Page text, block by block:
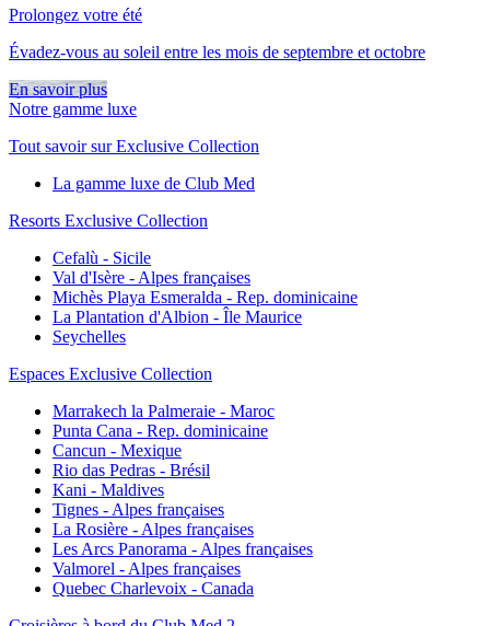
Prolongez votre été
Évadez-vous au soleil entre les mois de septembre et octobre
En savoir plus
Notre gamme luxe
Tout savoir sur Exclusive Collection
La gamme luxe de Club Med
Resorts Exclusive Collection
Cefalù - Sicile
Val d'Isère - Alpes françaises
Michès Playa Esmeralda - Rep. dominicaine
La Plantation d'Albion - Île Maurice
Seychelles
Espaces Exclusive Collection
Marrakech la Palmeraie - Maroc
Punta Cana - Rep. dominicaine
Cancun - Mexique
Rio das Pedras - Brésil
Kani - Maldives
Tignes - Alpes françaises
La Rosière - Alpes françaises
Les Arcs Panorama - Alpes françaises
Valmorel - Alpes françaises
Quebec Charlevoix - Canada